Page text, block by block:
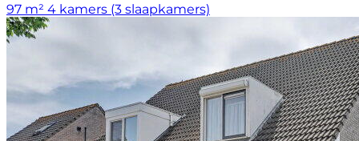
97 m² 4 kamers (3 slaapkamers)